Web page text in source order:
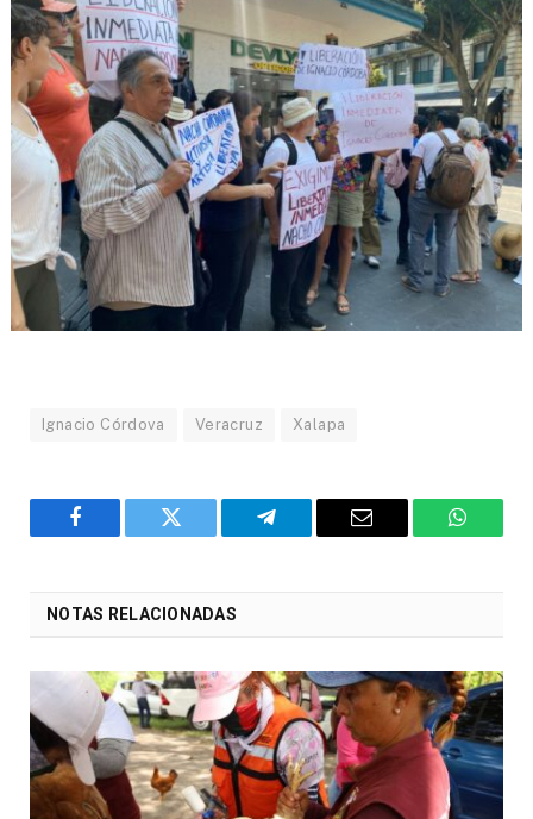
Ignacio Córdova Veracruz Xalapa
Facebook Twitter Telegram Email
NOTAS RELACIONADAS